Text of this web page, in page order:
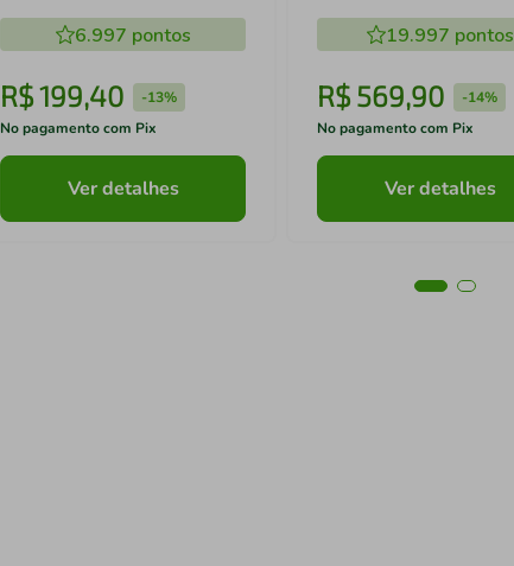
6.997 pontos
R$199,40 -13%
No pagamento com Pix
Ver detalhes
19.997 pontos
R$569,90 -14%
No pagamento com Pix
Ver detalhes